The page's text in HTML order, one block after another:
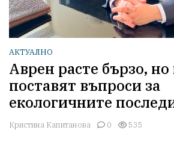
АКТУАЛНО
Аврен расте бързо,
поставят въпроси за
екологичните
Кристина Капитанова 0 535